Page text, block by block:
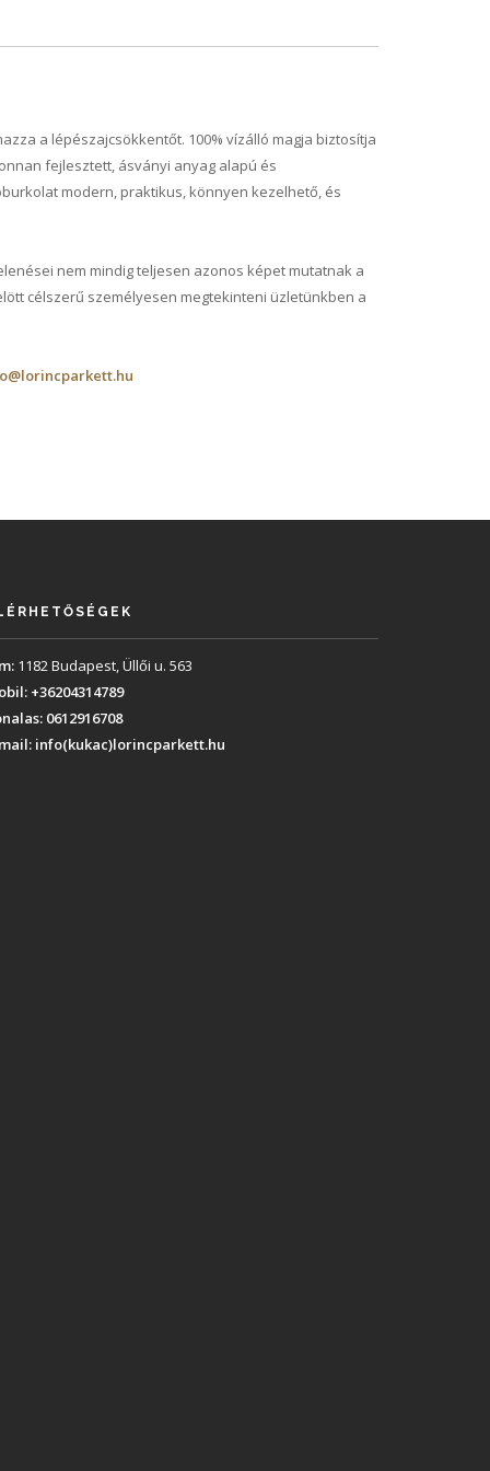
a lépészajcsökkentőt. 100% vízálló magja biztosítja
fejlesztett, ásványi anyag alapú és
modern, praktikus, könnyen kezelhető, és
nem mindig teljesen azonos képet mutatnak a
célszerű személyesen megtekinteni üzletünkben a
1182 Budapest, Üllői u. 563
+36204314789
0612916708
info(kukac)lorincparkett.hu